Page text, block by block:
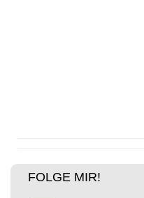
FOLGE MIR!